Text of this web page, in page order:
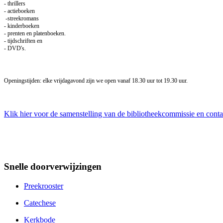
- thrillers
- actieboeken
-streekromans
- kinderboeken
- prenten en platenboeken.
- tijdschriften en
- DVD's.
Openingstijden: elke vrijdagavond zijn we open vanaf 18.30 uur tot 19.30 uur.
Klik hier voor de samenstelling van de bibliotheekcommissie en
Snelle doorverwijzingen
Preekrooster
Catechese
Kerkbode